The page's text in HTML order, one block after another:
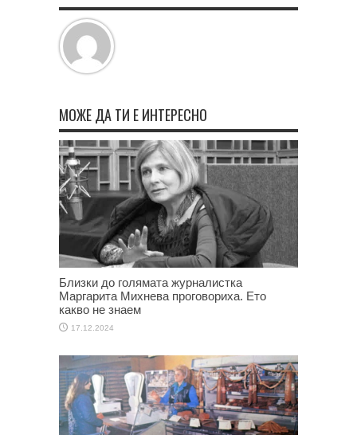
МОЖЕ ДА ТИ Е ИНТЕРЕСНО
Близки до голямата журналистка
Маргарита Михнева проговориха. Ето
какво не знаем
17.12.2024